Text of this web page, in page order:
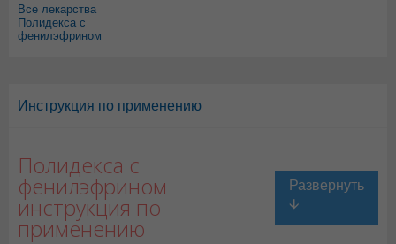
Все лекарства
Полидекса с
фенилэфрином
Инструкция по применению
Полидекса с
фенилэфрином
инструкция по
применению